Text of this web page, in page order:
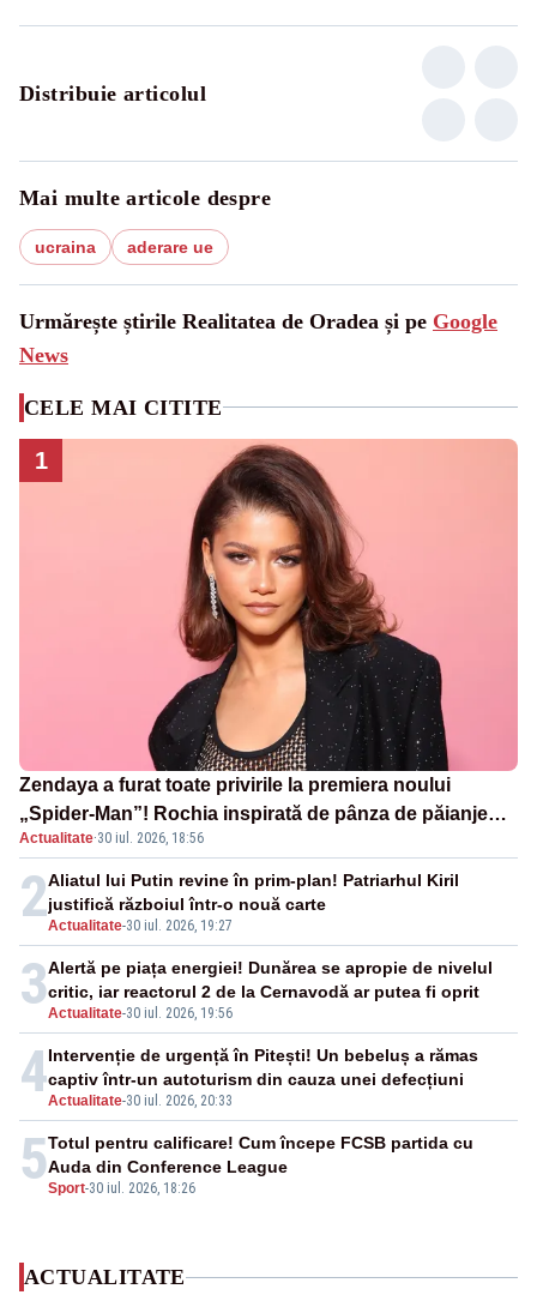
Distribuie articolul
Mai multe articole despre
ucraina aderare ue
Urmărește știrile Realitatea de Oradea și pe Google
News
CELE MAI CITITE
1
Zendaya a furat toate privirile la premiera noului
„Spider-Man”! Rochia inspirată de pânza de păianjen a
făcut senzație
Actualitate·30 iul. 2026, 18:56
2Actualitate-30 iul. 2026, 19:27
Aliatul lui Putin revine în prim-plan! Patriarhul Kiril
justifică războiul într-o nouă carte
3Actualitate-30 iul. 2026, 19:56
Alertă pe piața energiei! Dunărea se apropie de nivelul
critic, iar reactorul 2 de la Cernavodă ar putea fi oprit
4Actualitate-30 iul. 2026, 20:33
Intervenție de urgență în Pitești! Un bebeluș a rămas
captiv într-un autoturism din cauza unei defecțiuni
5Sport-30 iul. 2026, 18:26
Totul pentru calificare! Cum începe FCSB partida cu
Auda din Conference League
ACTUALITATE